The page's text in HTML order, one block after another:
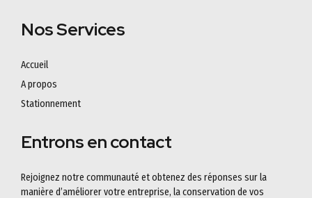
Nos Services
Accueil
A propos
Stationnement
Entrons en contact
Rejoignez notre communauté et obtenez des réponses sur la
manière d’améliorer votre entreprise, la conservation de vos